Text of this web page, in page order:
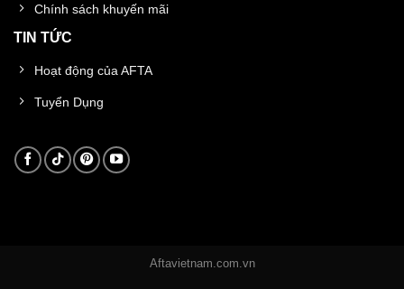
Chính sách khuyến mãi
TIN TỨC
Hoạt động của AFTA
Tuyển Dụng
Aftavietnam.com.vn